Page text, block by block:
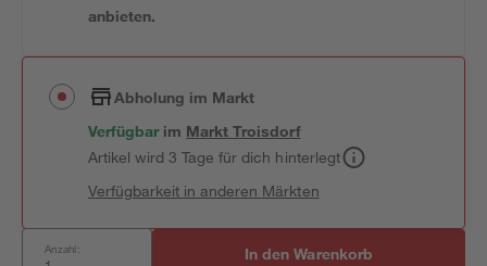
anbieten.
Abholung im Markt
Verfügbar im MarktTroisdorf
Artikel wird 3 Tage für dich hinterlegt
Verfügbarkeit in anderen Märkten
Anzahl: In den Warenkorb